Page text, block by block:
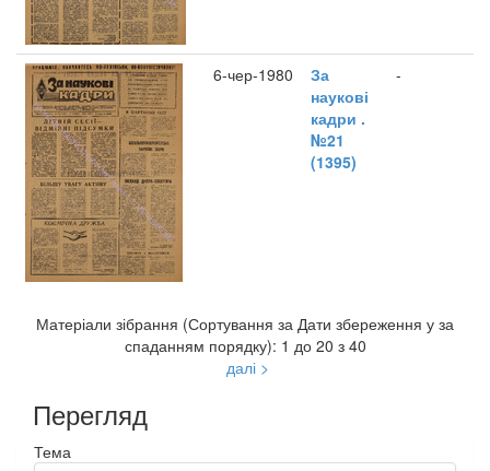
6-чер-1980
За
наукові
кадри .
№21
(1395)
-
Матеріали зібрання (Сортування за Дати збереження у за
спаданням порядку): 1 до 20 з 40
далі >
Перегляд
Тема